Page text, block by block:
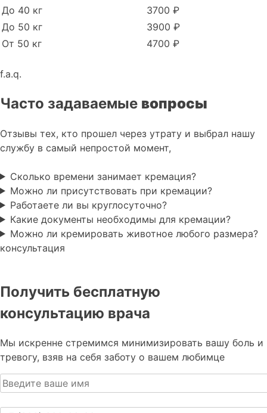
До 40 кг
3700 ₽
До 50 кг
3900 ₽
От 50 кг
4700 ₽
f.a.q.
Часто задаваемые вопросы
Отзывы тех, кто прошел через утрату и выбрал нашу
службу в самый непростой момент,
Сколько времени занимает кремация?
Можно ли присутствовать при кремации?
Работаете ли вы круглосуточно?
Какие документы необходимы для кремации?
Можно ли кремировать животное любого размера?
консультация
Получить бесплатную
консультацию врача
Мы искренне стремимся минимизировать вашу боль и
тревогу, взяв на себя заботу о вашем любимце